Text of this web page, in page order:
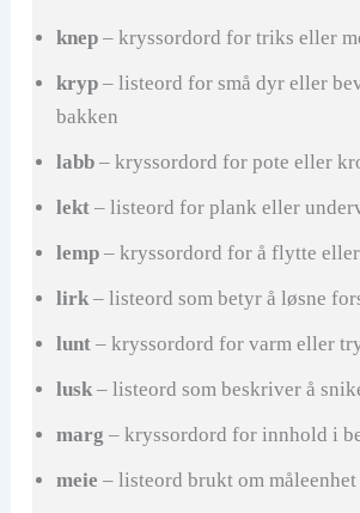
knep– kryssordord for triks eller
kryp– listeord for små dyr eller
bakken
labb– kryssordord for pote eller
lekt– listeord for plank eller
lemp– kryssordord for å flytte
lirk– listeord som betyr å løsne
lunt– kryssordord for varm eller
lusk– listeord som beskriver å
marg – kryssordord for innhold i
meie – listeord brukt om